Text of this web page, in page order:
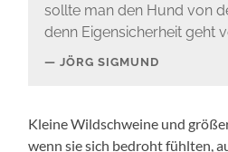
sollte man den Hund von
denn Eigensicherheit geht
JÖRG SIGMUND
Kleine Wildschweine und
wenn sie sich bedroht fühlten,